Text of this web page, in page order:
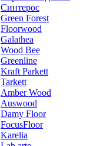
Синтерос
Green Forest
Floorwood
Galathea
Wood Bee
Greenline
Kraft Parkett
Tarkett
Amber Wood
Auswood
Damy Floor
FocusFloor
Karelia